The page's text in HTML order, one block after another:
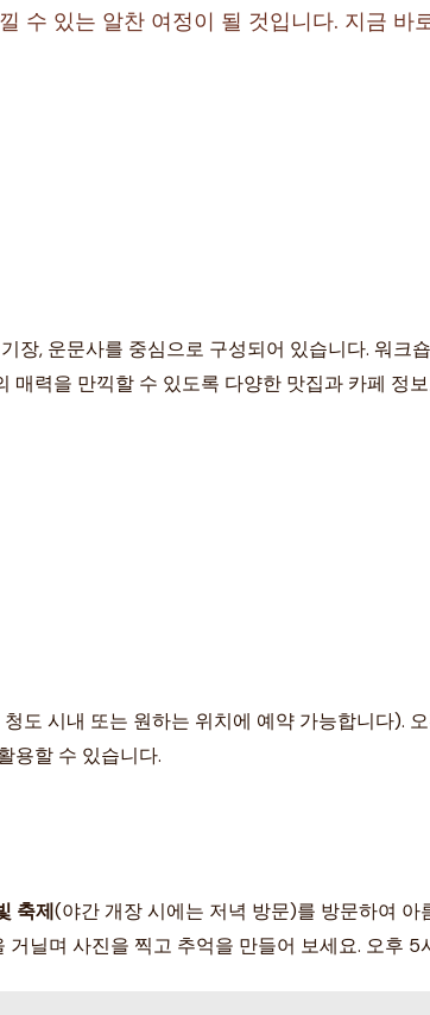
수 있는 알찬 여정이 될 것입니다. 지금 바
장, 운문사를 중심으로 구성되어 있습니다. 워크
력을 만끽할 수 있도록 다양한 맛집과 카페 정
도 시내 또는 원하는 위치에 예약 가능합니다).
용할 수 있습니다.
축제(야간 개장 시에는 저녁 방문)를 방문하여
닐며 사진을 찍고 추억을 만들어 보세요. 오후